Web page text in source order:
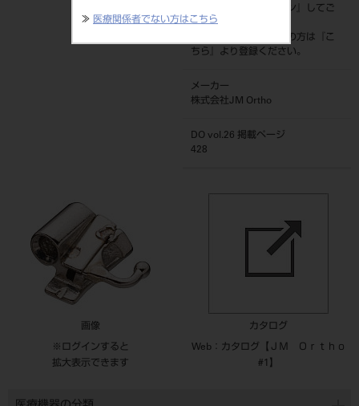
≫ 医療関係者でない方はこちら
ログイン
』してご
覧ください。
ネット会員登録がまだの方は『
こ
ちら
』より登録ください。
メーカー
株式会社JM Ortho
DO vol.26 掲載ページ
428
画像
※ログインすると
拡大表示できます
カタログ
Web：カタログ【ＪＭ Ｏｒｔｈｏ
#1】